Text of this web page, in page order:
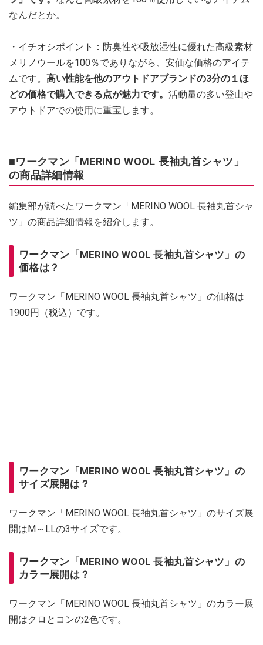
なんだとか。
・イチオシポイント：防臭性や吸放湿性に優れた高級素材
メリノウールを100％でありながら、安価な価格のアイテ
ムです。 高い性能を他のアウトドアブランドの3分の１ほ
どの価格で購入できる点が魅力です。 活動量の多い登山や
アウトドアでの使用に重宝します。
■ワークマン「MERINO WOOL 長袖丸首シャツ」
の商品詳細情報
編集部が調べたワークマン「MERINO WOOL 長袖丸首シャ
ツ」の商品詳細情報を紹介します。
ワークマン「MERINO WOOL 長袖丸首シャツ」の
価格は？
ワークマン「MERINO WOOL 長袖丸首シャツ」の価格は
1900円（税込）です。
ワークマン「MERINO WOOL 長袖丸首シャツ」の
サイズ展開は？
ワークマン「MERINO WOOL 長袖丸首シャツ」のサイズ展
開はM～LLの3サイズです。
ワークマン「MERINO WOOL 長袖丸首シャツ」の
カラー展開は？
ワークマン「MERINO WOOL 長袖丸首シャツ」のカラー展
開はクロとコンの2色です。